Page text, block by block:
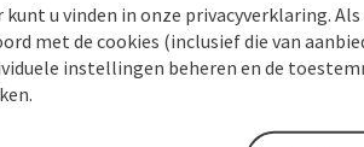
u vinden in onze privacyverklaring.
met de cookies (inclusief die van
instellingen beheren en de